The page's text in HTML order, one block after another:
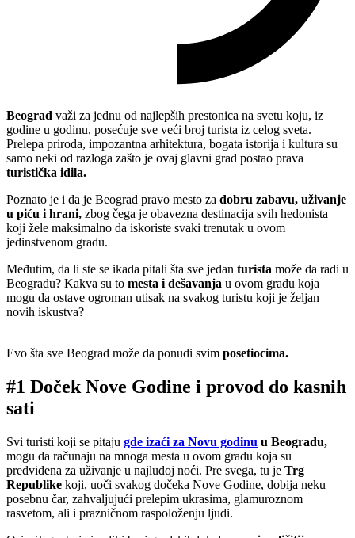
Beograd važi za jednu od najlepših prestonica na svetu koju, iz
godine u godinu, posećuje sve veći broj turista iz celog sveta.
Prelepa priroda, impozantna arhitektura, bogata istorija i kultura su
samo neki od razloga zašto je ovaj glavni grad postao prava
turistička idila.
Poznato je i da je Beograd pravo mesto za dobru zabavu, uživanje
u piću i hrani, zbog čega je obavezna destinacija svih hedonista
koji žele maksimalno da iskoriste svaki trenutak u ovom
jedinstvenom gradu.
Međutim, da li ste se ikada pitali šta sve jedan turista može da radi u
Beogradu? Kakva su to mesta i dešavanja u ovom gradu koja
mogu da ostave ogroman utisak na svakog turistu koji je željan
novih iskustva?
Evo šta sve Beograd može da ponudi svim posetiocima.
#1 Doček Nove Godine i provod do kasnih
sati
Svi turisti koji se pitaju gde izaći za Novu godinu u Beogradu,
mogu da računaju na mnoga mesta u ovom gradu koja su
predviđena za uživanje u najluđoj noći. Pre svega, tu je Trg
Republike koji, uoči svakog dočeka Nove Godine, dobija neku
posebnu čar, zahvaljujući prelepim ukrasima, glamuroznom
rasvetom, ali i prazničnom raspoloženju ljudi.